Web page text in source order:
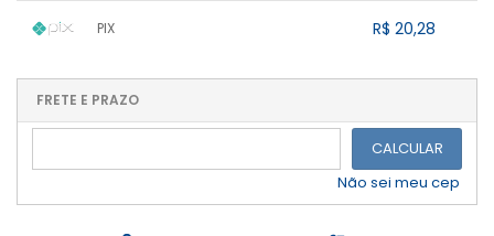
PIX R$ 20,28
...
....
FRETE E PRAZO
CALCULAR
Não sei meu cep